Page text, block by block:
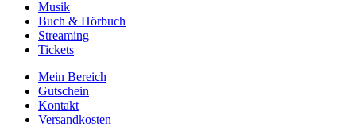
Musik
Buch & Hörbuch
Streaming
Tickets
Mein Bereich
Gutschein
Kontakt
Versandkosten